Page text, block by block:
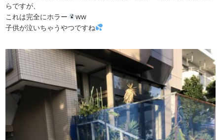
らですが、
これは完全にホラー
ww
子供が泣いちゃうやつですね